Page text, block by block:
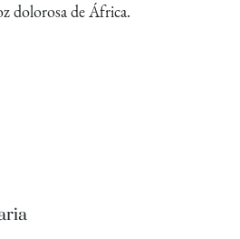
dolorosa de África.